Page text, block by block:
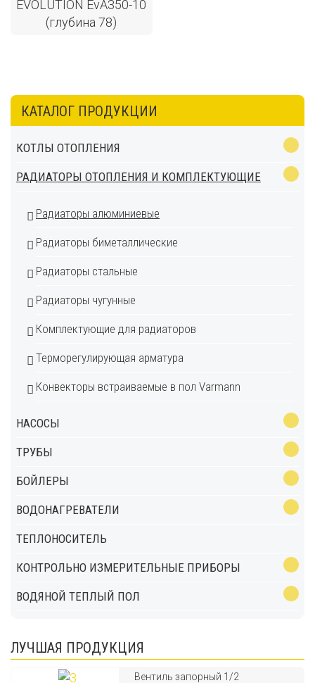
EVOLUTION EvA350-10
(глубина 78)
КАТАЛОГ ПРОДУКЦИИ
КОТЛЫ ОТОПЛЕНИЯ
РАДИАТОРЫ ОТОПЛЕНИЯ И КОМПЛЕКТУЮЩИЕ
Радиаторы алюминиевые
Радиаторы биметаллические
Радиаторы стальные
Радиаторы чугунные
Комплектующие для радиаторов
Терморегулирующая арматура
Конвекторы встраиваемые в пол Varmann
НАСОСЫ
ТРУБЫ
БОЙЛЕРЫ
ВОДОНАГРЕВАТЕЛИ
ТЕПЛОНОСИТЕЛЬ
КОНТРОЛЬНО ИЗМЕРИТЕЛЬНЫЕ ПРИБОРЫ
ВОДЯНОЙ ТЕПЛЫЙ ПОЛ
ЛУЧШАЯ ПРОДУКЦИЯ
Вентиль запорный 1/2